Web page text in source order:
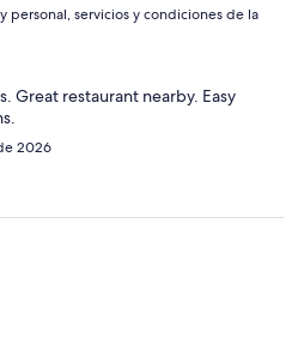
personal, servicios y condiciones de la
Great restaurant nearby. Easy
2026